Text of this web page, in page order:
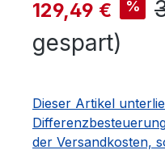
129,49 € %
gespart)
Dieser Artikel
der Versandkosten,